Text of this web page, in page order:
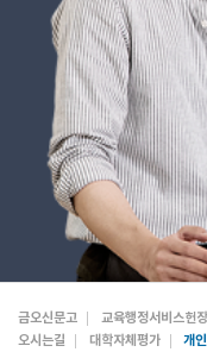
금오신문고 교육행정서비스헌장
오시는길
대학자체평가 개